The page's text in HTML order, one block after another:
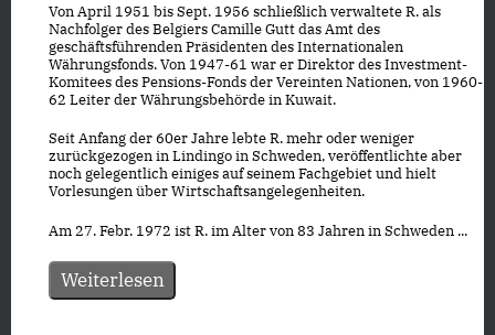
Von April 1951 bis Sept. 1956 schließlich verwaltete R. als
Nachfolger des Belgiers Camille Gutt das Amt des
geschäftsführenden Präsidenten des Internationalen
Währungsfonds. Von 1947-61 war er Direktor des Investment-
Komitees des Pensions-Fonds der Vereinten Nationen, von 1960-
62 Leiter der Währungsbehörde in Kuwait.
Seit Anfang der 60er Jahre lebte R. mehr oder weniger
zurückgezogen in Lindingo in Schweden, veröffentlichte aber
noch gelegentlich einiges auf seinem Fachgebiet und hielt
Vorlesungen über Wirtschaftsangelegenheiten.
Am 27. Febr. 1972 ist R. im Alter von 83 Jahren in Schweden ...
Weiterlesen